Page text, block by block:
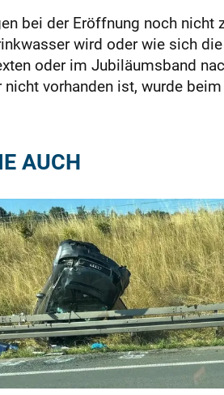
bei der Eröffnung noch
wird oder wie sich
oder im Jubiläumsband
nicht vorhanden ist, wurde
AUCH